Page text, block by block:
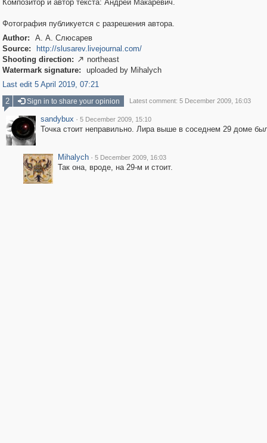
Композитор и автор текста: Андрей Макаревич.
Фотография публикуется с разрешения автора.
Author:
А. А. Слюсарев
Source:
http://slusarev.livejournal.com/
Shooting direction:  northeast
Watermark signature:
uploaded by Mihalych
Last edit 5 April 2019, 07:21
2
Sign in to share your opinion Latest comment: 5 December 2009, 16:03
sandybux · 5 December 2009, 15:10
Точка стоит неправильно. Лира выше в соседнем 29 доме
Mihalych · 5 December 2009, 16:03
Так она, вроде, на 29-м и стоит.